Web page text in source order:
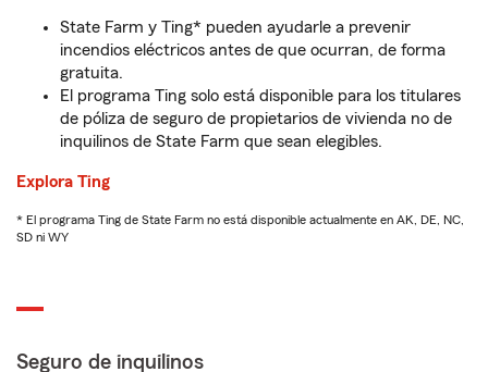
State Farm y Ting* pueden ayudarle a prevenir
incendios eléctricos antes de que ocurran, de forma
gratuita.
El programa Ting solo está disponible para los titulares
de póliza de seguro de propietarios de vivienda no de
inquilinos de State Farm que sean elegibles.
Explora Ting
* El programa Ting de State Farm no está disponible actualmente en AK, DE, NC,
SD ni WY
Seguro de inquilinos